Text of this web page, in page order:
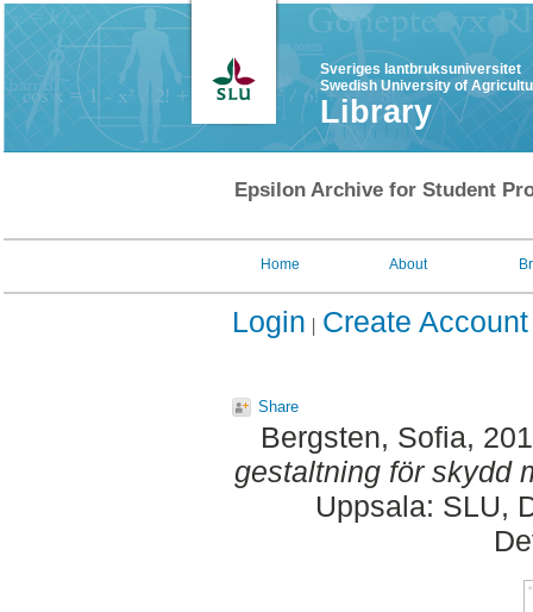
Sveriges lantbruksuniversitet
Swedish University of
Library
Epsilon Archive for Student
Home About
Login Create Account
Share
Bergsten, Sofia,
gestaltning för skydd
Uppsala: SLU,